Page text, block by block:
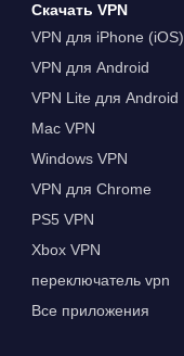
Скачать VPN
VPN для iPhone (iOS)
VPN для Android
VPN Lite для Android
Mac VPN
Windows VPN
VPN для Chrome
PS5 VPN
Xbox VPN
переключатель vpn
Все приложения